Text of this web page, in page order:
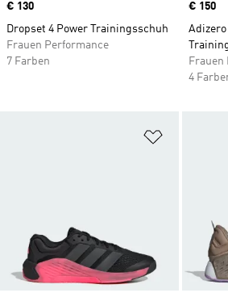
Price
€ 130
Dropset 4 Power Trainingsschuh
Frauen Performance
7 Farben
Price
€ 150
Frauen
4